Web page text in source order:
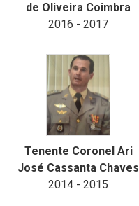
de Oliveira Coimbra
2016 - 2017
Tenente Coronel Ari
José Cassanta Chaves
2014 - 2015